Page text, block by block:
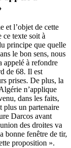
et l’objet de cette
ce texte soit à
principe que quelle
le bon sens, nous
appelé à refondre
de 68. Il est
prises. De plus, la
n’applique
dans les faits,
plus un partenaire
Darcos avant
des droites va
bonne fenêtre de tir,
proposition ».